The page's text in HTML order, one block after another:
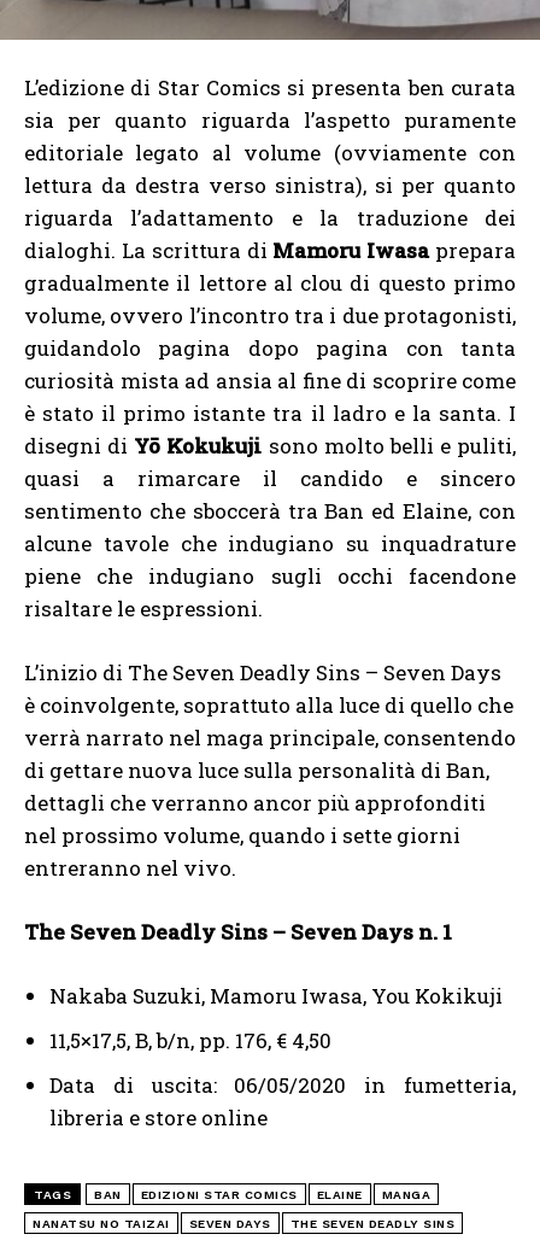
L’edizione di Star Comics si presenta ben curata
sia per quanto riguarda l’aspetto puramente
editoriale legato al volume (ovviamente con
lettura da destra verso sinistra), si per quanto
riguarda l’adattamento e la traduzione dei
dialoghi. La scrittura di Mamoru Iwasaprepara
gradualmente il lettore al clou di questo primo
volume, ovvero l’incontro tra i due protagonisti,
guidandolo pagina dopo pagina con tanta
curiosità mista ad ansia al fine di scoprire come
è stato il primo istante tra il ladro e la santa. I
disegni di Yō Kokukuji sono molto belli e puliti,
quasi a rimarcare il candido e sincero
sentimento che sboccerà tra Ban ed Elaine, con
alcune tavole che indugiano su inquadrature
piene che indugiano sugli occhi facendone
risaltare le espressioni.
L’inizio di The Seven Deadly Sins – Seven Days
è coinvolgente, soprattuto alla luce di quello che
verrà narrato nel maga principale, consentendo
di gettare nuova luce sulla personalità di Ban,
dettagli che verranno ancor più approfonditi
nel prossimo volume, quando i sette giorni
entreranno nel vivo.
The Seven Deadly Sins – Seven Days n. 1
Nakaba Suzuki, Mamoru Iwasa, You Kokikuji
11,5×17,5, B, b/n, pp. 176, € 4,50
Data di uscita: 06/05/2020 in fumetteria,
libreria e store online
TAGS BAN EDIZIONI STAR COMICS ELAINE MANGA
NANATSU NO TAIZAI SEVEN DAYS THE SEVEN DEADLY SINS